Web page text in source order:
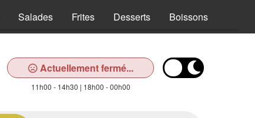
Salades Frites Desserts Boissons
Actuellement fermé...
11h00 - 14h30 | 18h00 - 00h00